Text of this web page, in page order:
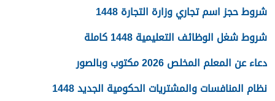
شروط حجز اسم تجاري وزارة التجارة 1448
شروط شغل الوظائف التعليمية 1448 كاملة
دعاء عن المعلم المخلص 2026 مكتوب وبالصور
نظام المنافسات والمشتريات الحكومية الجديد 1448